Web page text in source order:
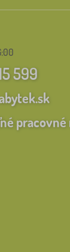
599